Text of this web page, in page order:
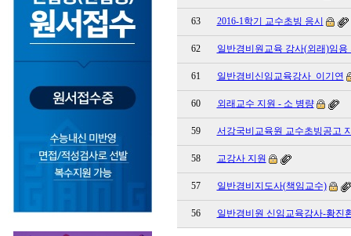
63 2016-1학기 교수초빙 응시
62 일반경비원교육 강사(외래)임용
61 일반경비신임교육강사_이기연
60 외래교수 지원 - 소 병량
59 서강국비교육원 교수초빙공고
58 교강사 지원
57 일반경비지도사(책임교수)
56 일반경비원 신임교육강사-황진